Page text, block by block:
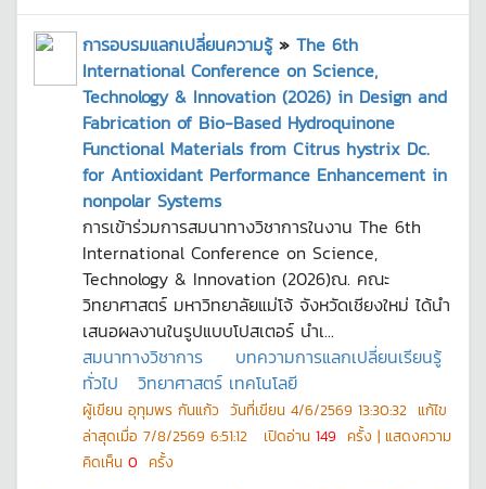
การอบรมแลกเปลี่ยนความรู้» The 6th
International Conference on Science,
Technology & Innovation (2026) in Design and
Fabrication of Bio-Based Hydroquinone
Functional Materials from Citrus hystrix Dc.
for Antioxidant Performance Enhancement in
nonpolar Systems
การเข้าร่วมการสมนาทางวิชาการในงาน The 6th
International Conference on Science,
Technology & Innovation (2026)ณ. คณะ
วิทยาศาสตร์ มหาวิทยาลัยแม่โจ้ จังหวัดเชียงใหม่ ได้นำ
เสนอผลงานในรูปแบบโปสเตอร์ นำเ...
สมนาทางวิชาการ
บทความการแลกเปลี่ยนเรียนรู้
ทั่วไป
วิทยาศาสตร์ เทคโนโลยี
ผู้เขียน อุทุมพร กันแก้ว วันที่เขียน 4/6/2569 13:30:32 แก้ไข
ล่าสุดเมื่อ 7/8/2569 6:51:12 เปิดอ่าน 149 ครั้ง | แสดงความ
คิดเห็น 0 ครั้ง